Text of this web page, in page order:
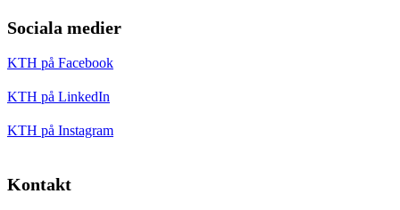
Sociala medier
KTH på Facebook
KTH på LinkedIn
KTH på Instagram
Kontakt